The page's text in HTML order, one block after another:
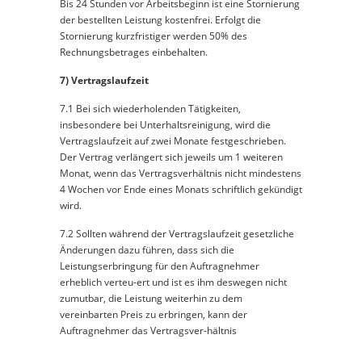
Bis 24 Stunden vor Arbeitsbeginn ist eine Stornierung
der bestellten Leistung kostenfrei. Erfolgt die
Stornierung kurzfristiger werden 50% des
Rechnungsbetrages einbehalten.
7) Vertragslaufzeit
7.1 Bei sich wiederholenden Tätigkeiten,
insbesondere bei Unterhaltsreinigung, wird die
Vertragslaufzeit auf zwei Monate festgeschrieben.
Der Vertrag verlängert sich jeweils um 1 weiteren
Monat, wenn das Vertragsverhältnis nicht mindestens
4 Wochen vor Ende eines Monats schriftlich gekündigt
wird.
7.2 Sollten während der Vertragslaufzeit gesetzliche
Änderungen dazu führen, dass sich die
Leistungserbringung für den Auftragnehmer
erheblich verteu-ert und ist es ihm deswegen nicht
zumutbar, die Leistung weiterhin zu dem
vereinbarten Preis zu erbringen, kann der
Auftragnehmer das Vertragsver-hältnis